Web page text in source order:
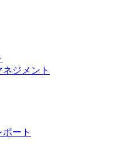
ジメント
ート